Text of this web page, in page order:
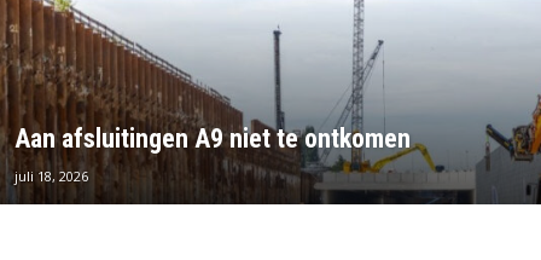
Aan afsluitingen A9 niet te ontkomen
juli 18, 2026